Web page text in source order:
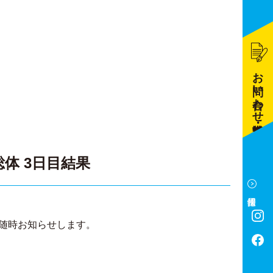
お問い合わせ・資料請求
体 3日目結果
時お知らせします。